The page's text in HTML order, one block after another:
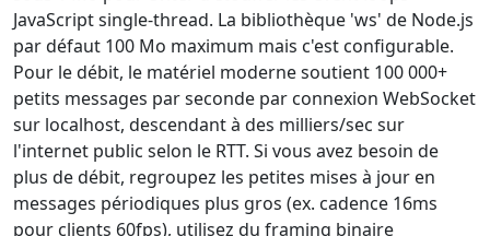
JavaScript single-thread. La bibliothèque 'ws' de Node.js
par défaut 100 Mo maximum mais c'est configurable.
Pour le débit, le matériel moderne soutient 100 000+
petits messages par seconde par connexion WebSocket
sur localhost, descendant à des milliers/sec sur
l'internet public selon le RTT. Si vous avez besoin de
plus de débit, regroupez les petites mises à jour en
messages périodiques plus gros (ex. cadence 16ms
pour clients 60fps), utilisez du framing binaire